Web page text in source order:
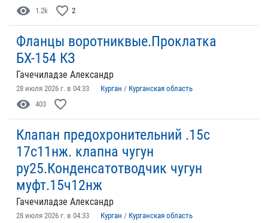
visibility 1.2k favorite_border 2
Фланцы воротниквые.Проклатка
БХ-154 КЗ
Гачечиладзе Александр
28 июля 2026 г. в 04:33 Курган / Курганская область
visibility 403 favorite_border
Клапан предохронительний .15с
17с11нж. клапна чугун
ру25.Конденсатотводчик чугун
муфт.15ч12нж
Гачечиладзе Александр
28 июля 2026 г. в 04:33 Курган / Курганская область